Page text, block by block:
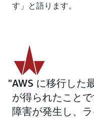
す」と語ります。
AWS に移行した
が得られたこと
障害が発生し、